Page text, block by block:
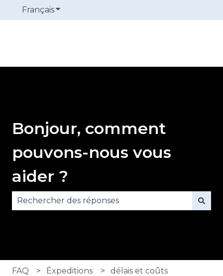
FrançaisAfficher le sous-menu pour les
Bonjour, comment
pouvons-nous vous
aider ?
FAQ Éxpeditions délais et coûts